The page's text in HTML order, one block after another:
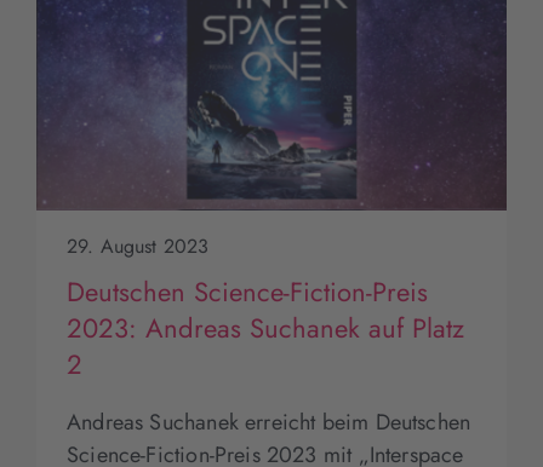
29. August 2023
Deutschen Science-Fiction-Preis
2023: Andreas Suchanek auf Platz
2
Andreas Suchanek erreicht beim Deutschen
Science-Fiction-Preis 2023 mit „Interspace